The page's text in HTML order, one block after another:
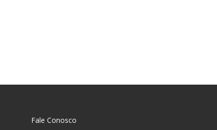
Fale Conosco